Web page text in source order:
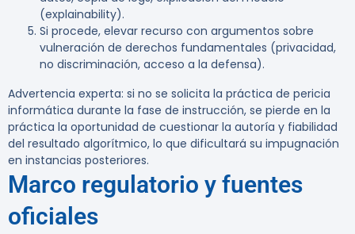
(explainability).
Si procede, elevar recurso con argumentos sobre
vulneración de derechos fundamentales (privacidad,
no discriminación, acceso a la defensa).
Advertencia experta: si no se solicita la práctica de pericia
informática durante la fase de instrucción, se pierde en la
práctica la oportunidad de cuestionar la autoría y fiabilidad
del resultado algorítmico, lo que dificultará su impugnación
en instancias posteriores.
Marco regulatorio y fuentes
oficiales